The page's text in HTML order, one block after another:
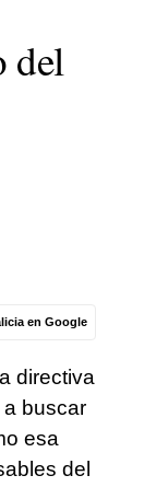
del
en Google
directiva
buscar
esa
del